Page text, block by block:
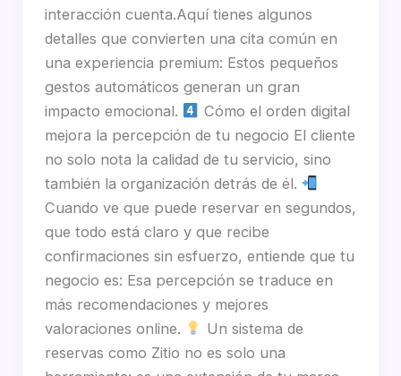
interacción cuenta.Aquí tienes algunos
detalles que convierten una cita común en
una experiencia premium: Estos pequeños
gestos automáticos generan un gran
impacto emocional.
Cómo el orden digital
mejora la percepción de tu negocio El cliente
no solo nota la calidad de tu servicio, sino
también la organización detrás de él.
Cuando ve que puede reservar en segundos,
que todo está claro y que recibe
confirmaciones sin esfuerzo, entiende que tu
negocio es: Esa percepción se traduce en
más recomendaciones y mejores
valoraciones online.
Un sistema de
reservas como Zitio no es solo una